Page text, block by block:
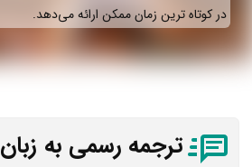
در کوتاه ترین زمان ممکن ارائه می‌دهد.
ترجمه رسمی به زبان